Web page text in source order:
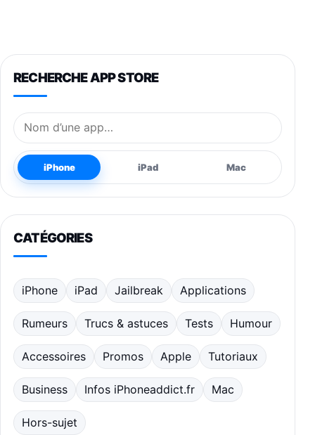
RECHERCHE APP STORE
Nom de l’application
iPhone iPad Mac
CATÉGORIES
iPhone iPad Jailbreak Applications
Rumeurs Trucs & astuces Tests Humour
Accessoires Promos Apple Tutoriaux
Business Infos iPhoneaddict.fr Mac
Hors-sujet